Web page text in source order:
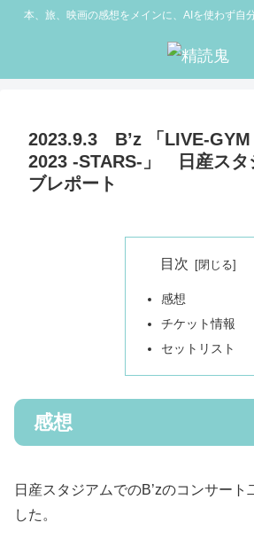
本、旅、映画の感想をメインに、AIを使わず自
2023.9.3 B’z 「LIVE-GYM
2023 -STARS-」 日産ス
ブレポート
目次
感想
チケット情報
セットリスト
感想
日産スタジアムでのB’zのコンサート
した。